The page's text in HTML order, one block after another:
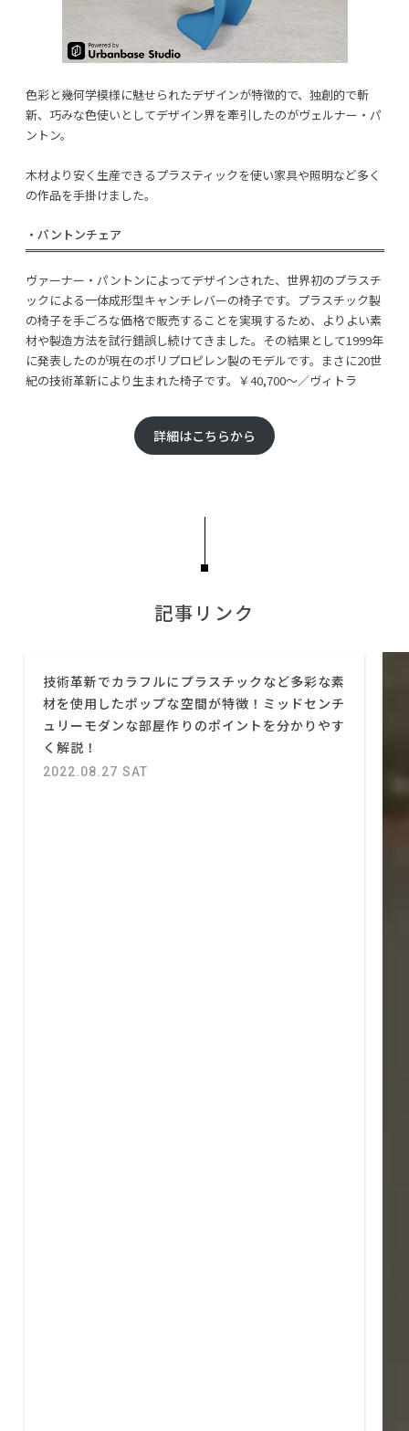
色彩と幾何学模様に魅せられたデザインが特徴的で、独創的で斬
新、巧みな色使いとしてデザイン界を牽引したのがヴェルナー・パ
ントン。
木材より安く生産できるプラスティックを使い家具や照明など多く
の作品を手掛けました。
・パントンチェア
ヴァーナー・パントンによってデザインされた、世界初のプラスチ
ックによる一体成形型キャンチレバーの椅子です。プラスチック製
の椅子を手ごろな価格で販売することを実現するため、よりよい素
材や製造方法を試行錯誤し続けてきました。その結果として1999年
に発表したのが現在のポリプロピレン製のモデルです。まさに20世
紀の技術革新により生まれた椅子です。￥40,700〜／ヴィトラ
詳細はこちらから
記事リンク
技術革新でカラフルにプラスチックなど多彩な素
材を使用したポップな空間が特徴！ミッドセンチ
ュリーモダンな部屋作りのポイントを分かりやす
く解説！
2022.08.27 SAT